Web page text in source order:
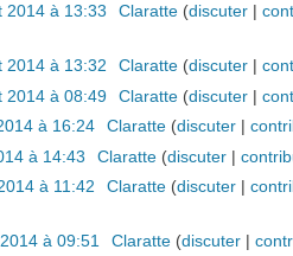
2014 à 13:33 Claratte (discuter|
2014 à 13:32 Claratte (discuter|
2014 à 08:49 Claratte (discuter|
à 16:24 Claratte (discuter|
à 14:43 Claratte (discuter|
à 11:42 Claratte (discuter|
à 09:51 Claratte (discuter|